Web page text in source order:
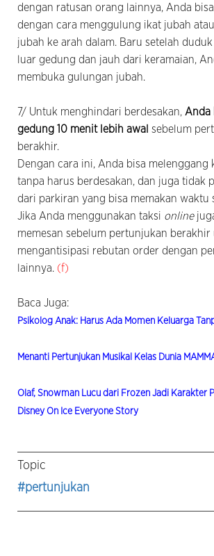
dengan ratusan orang lainnya, Anda
dengan cara menggulung ikat jubah
jubah ke arah dalam. Baru setelah
luar gedung dan jauh dari keramaian,
membuka gulungan jubah.
7/ Untuk menghindari berdesakan, Anda
gedung 10 menit lebih awal sebelum
berakhir.
Dengan cara ini, Anda bisa melenggang
tanpa harus berdesakan, dan juga tidak
dari parkiran yang bisa memakan waktu
Jika Anda menggunakan taksi online
memesan sebelum pertunjukan berakhir
mengantisipasi rebutan order dengan
lainnya. (f)
Baca Juga:
Psikolog Anak: Harus Ada Momen Keluarga
Menanti Pertunjukan Musikal Kelas Dunia
Olaf, Snowman Lucu dari Frozen Jadi Karakter
Disney On Ice Everyone Story
Topic
#pertunjukan